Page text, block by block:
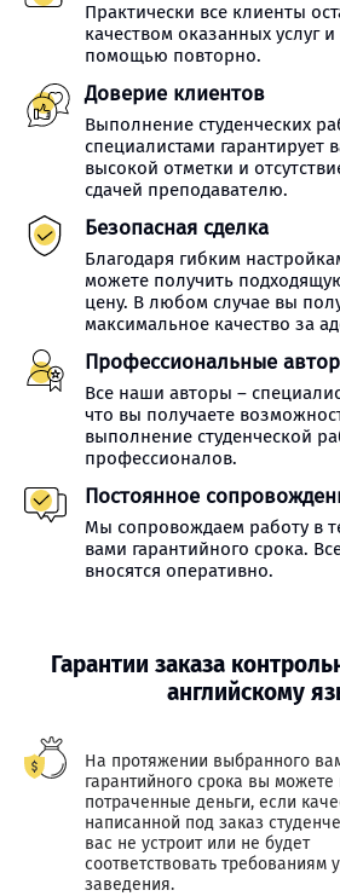
Практически все клиенты
качеством оказанных услуг
помощью повторно.
Доверие клиентов
Выполнение студенческих
специалистами гарантирует
высокой отметки и
сдачей преподавателю.
Безопасная сделка
Благодаря гибким
можете получить
цену. В любом случае вы
максимальное качество за
Профессиональные
Все наши авторы –
что вы получаете
выполнение студенческой
профессионалов.
Постоянное
Мы сопровождаем работу в
вами гарантийного срока.
вносятся оперативно.
Гарантии заказа
английскому
На протяжении выбранного
гарантийного срока вы можете
потраченные деньги, если
написанной под заказ
вас не устроит или не будет
соответствовать требованиям
заведения.